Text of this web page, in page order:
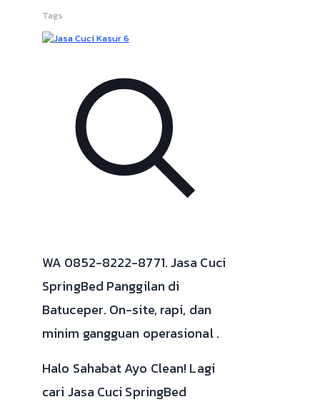
Tags
WA 0852-8222-8771. Jasa Cuci
SpringBed Panggilan di
Batuceper. On-site, rapi, dan
minim gangguan operasional .
Halo Sahabat Ayo Clean! Lagi
cari Jasa Cuci SpringBed